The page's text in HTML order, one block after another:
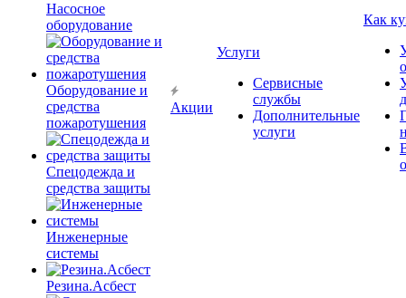
Насосное
оборудование
Оборудование и
средства
пожаротушения
Спецодежда и
средства защиты
Инженерные
системы
Резина.Асбест
Акции
Услуги
Сервисные
службы
Дополнительные
услуги
Как